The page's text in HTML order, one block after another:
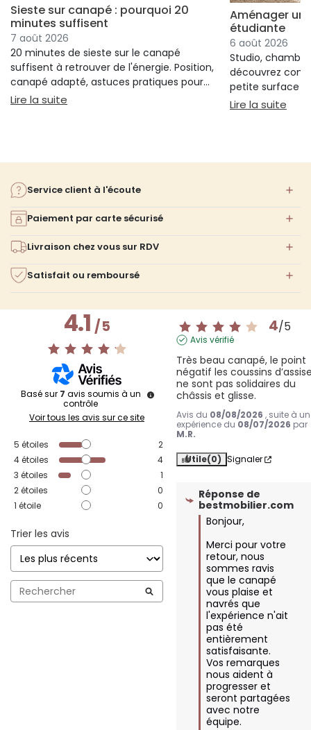
Sieste sur canapé : pourquoi 20
minutes suffisent
7 août 2026
20 minutes de sieste sur le canapé
suffisent à retrouver de l'énergie. Position,
canapé adapté, astuces pratiques pour
bien s'installer.
Lire la suite : Sieste sur canapé : pourquoi 20 minutes
Aménager un
étudiante
6 août 2026
Studio,
découvrez
petite surface à
confort ni
Lire la suite
Service client à l'écoute
Paiement par carte sécurisé
Livraison chez vous sur RDV
Satisfait ou remboursé
4.1/5
Basé sur 7 avis soumis à un
contrôle
Voir tous les avis sur ce site
5 étoiles
2
4étoiles
4
3 étoiles
1
2étoiles
0
1 étoile 0
Trier les avis
4/5
Avis vérifié
Très beau canapé, le point
négatif les coussins
ne sont pas solidaires du
châssis et glisse.
Avis du 08/08/2026 , suite à
expérience du 08/07/2026 par
M.R.
Utile(0) Signaler
Réponse de
bestmobilier.com
Bonjour,
Merci pour votre
retour, nous
sommes ravis
que le canapé
vous plaise et
navrés que
l'expérience n'ait
pas été
entièrement
satisfaisante.
Vos remarques
nous aident à
progresser et
seront partagées
avec notre
équipe.